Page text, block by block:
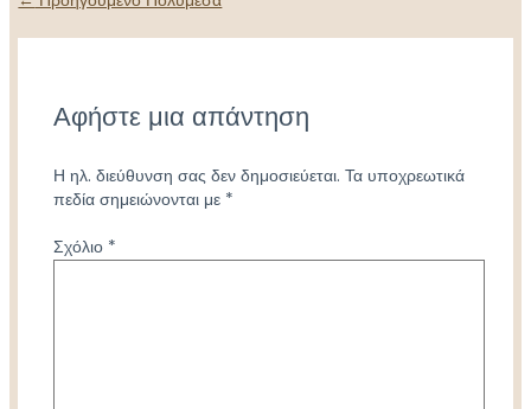
Αφήστε μια απάντηση
Η ηλ. διεύθυνση σας δεν δημοσιεύεται. Τα υποχρεωτικά
πεδία σημειώνονται με *
Σχόλιο *